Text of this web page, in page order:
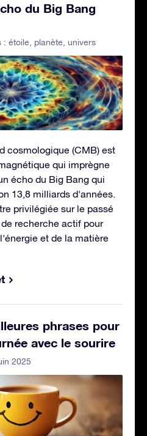
du Big Bang
: étoile planète univers
cosmologique (CMB) est
qui imprègne
écho du Big Bang qui
13,8 milliards d'années.
privilégiée sur le passé
recherche actif pour
et de la matière
phrases pour
avec le sourire
2025